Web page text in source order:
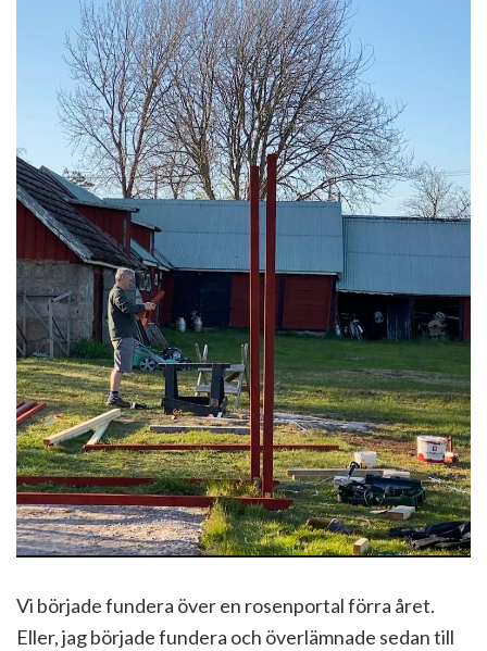
Vi började fundera över en rosenportal förra året.
Eller, jag började fundera och överlämnade sedan till